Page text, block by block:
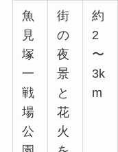
魚
見
塚
一
戦
場
公
街
の
夜
景
と
花
火
約
2
〜
3k
m